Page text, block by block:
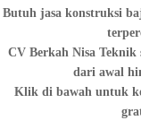
Butuh jasa konstruksi
CV Berkah Nisa
dari awal
Klik di bawah untuk